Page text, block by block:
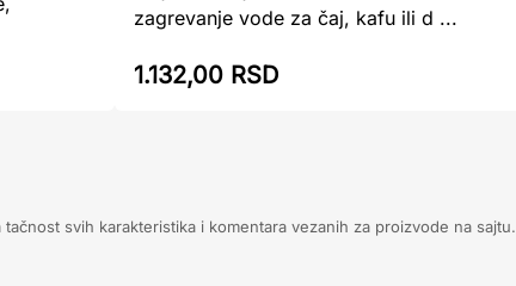
zagrevanje vode za čaj, kafu ili d ...
1.132,00 RSD
svih karakteristika i komentara vezanih za proizvode na sajtu.